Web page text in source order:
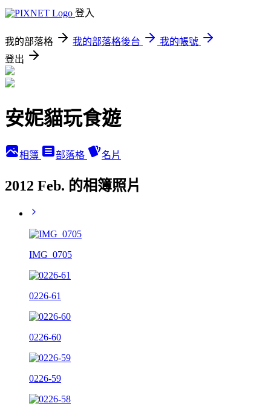
登入
我的部落格 我的部落格後台
我的帳號
登出
安妮貓玩食遊
相簿 部落格 名片
2012 Feb. 的相簿照片
IMG_0705
0226-61
0226-60
0226-59